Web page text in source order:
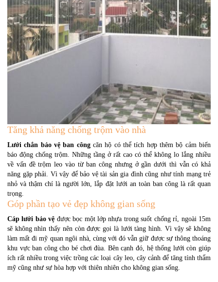
Tăng khả năng chống trộm vào nhà
Lưới chắn bảo vệ ban côngcăn hộ có thể tích hợp thêm bộ cảm biến
báo động chống trộm. Những tầng ở rất cao có thể không lo lắng nhiều
về vấn đề trộm leo vào từ ban công nhưng ở gần dưới thì vẫn có khả
năng gặp phải. Vì vậy để bảo vệ tài sản gia đình cũng như tính mạng trẻ
nhỏ và thậm chí là người lớn, lắp đặt lưới an toàn ban công là rất quan
trọng.
Góp phần tạo vẻ đẹp không gian sống
Cáp lưới bảo vệ được bọc một lớp nhựa trong suốt chống rỉ, ngoài 15m
sẽ không nhìn thấy nên còn được gọi là lưới tàng hình. Vì vậy sẽ không
làm mất đi mỹ quan ngôi nhà, cùng với đó vẫn giữ được sự thông thoáng
khu vực ban công cho bé chơi đùa. Bên cạnh đó, hệ thống lưới còn giúp
ích rất nhiều trong việc trồng các loại cây leo, cây cảnh để tăng tính thẩm
mỹ cũng như sự hòa hợp với thiên nhiên cho không gian sống.